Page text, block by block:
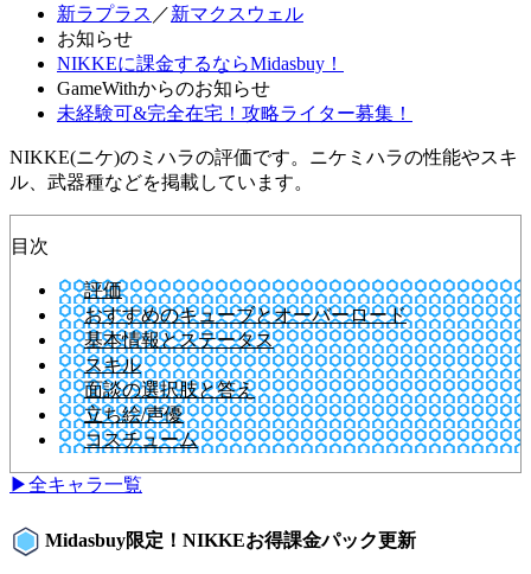
新ラプラス ／新マクスウェル
お知らせ
NIKKEに課金するならMidasbuy！
GameWithからのお知らせ
未経験可&完全在宅！攻略ライター募集！
NIKKE(ニケ)のミハラの評価です。ニケミハラの性能やスキ
ル、武器種などを掲載しています。
目次
評価
おすすめのキューブとオーバーロード
基本情報とステータス
スキル
面談の選択肢と答え
立ち絵/声優
コスチューム
▶全キャラ一覧
Midasbuy限定！NIKKEお得課金パック更新